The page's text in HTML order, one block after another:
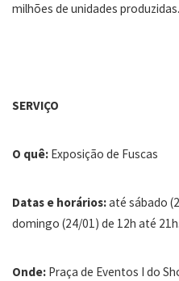
milhões de unidades produzidas.
SERVIÇO
O quê: Exposição de Fuscas
Datas e horários:até sábado
domingo (24/01) de 12h até 21h.
Onde: Praça de Eventos I do